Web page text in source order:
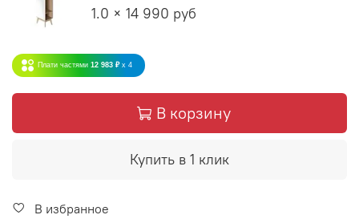
1.0 × 14 990 руб
Плати частями 12 983 ₽ x 4
В корзину
Купить в 1 клик
В избранное